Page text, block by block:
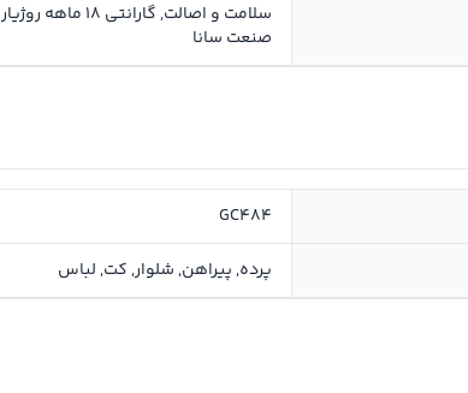
سلامت و اصالت, گارانتی 18 ماهه روژیار
صنعت سانا
GC484
پرده, پیراهن, شلوار, کت, لباس